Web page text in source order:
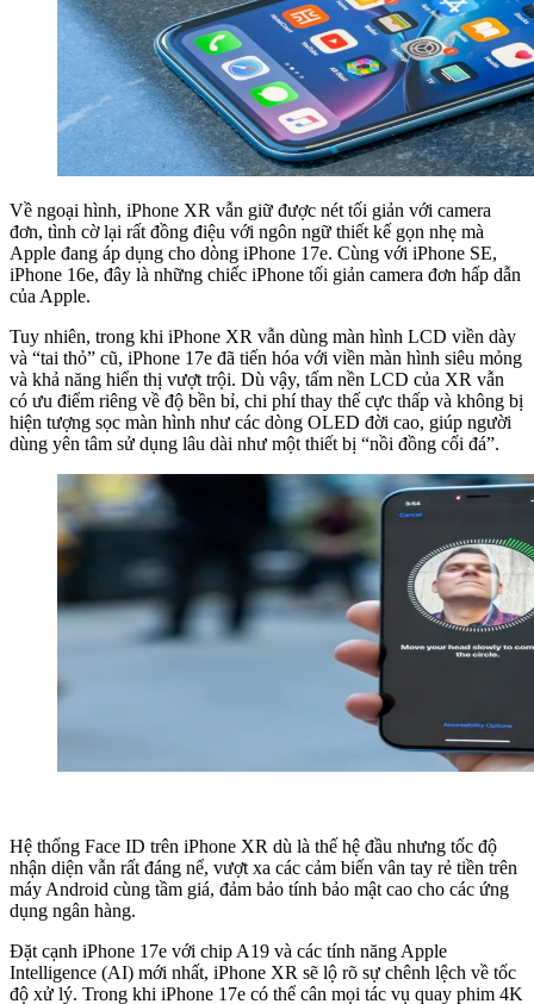
Về ngoại hình, iPhone XR vẫn giữ được nét tối giản với camera
đơn, tình cờ lại rất đồng điệu với ngôn ngữ thiết kế gọn nhẹ mà
Apple đang áp dụng cho dòng iPhone 17e. Cùng với iPhone SE,
iPhone 16e, đây là những chiếc iPhone tối giản camera đơn hấp dẫn
của Apple.
Tuy nhiên, trong khi iPhone XR vẫn dùng màn hình LCD viền dày
và “tai thỏ” cũ, iPhone 17e đã tiến hóa với viền màn hình siêu mỏng
và khả năng hiển thị vượt trội. Dù vậy, tấm nền LCD của XR vẫn
có ưu điểm riêng về độ bền bỉ, chi phí thay thế cực thấp và không bị
hiện tượng sọc màn hình như các dòng OLED đời cao, giúp người
dùng yên tâm sử dụng lâu dài như một thiết bị “nồi đồng cối đá”.
Hệ thống Face ID trên iPhone XR dù là thế hệ đầu nhưng tốc độ
nhận diện vẫn rất đáng nể, vượt xa các cảm biến vân tay rẻ tiền trên
máy Android cùng tầm giá, đảm bảo tính bảo mật cao cho các ứng
dụng ngân hàng.
Đặt cạnh iPhone 17e với chip A19 và các tính năng Apple
Intelligence (AI) mới nhất, iPhone XR sẽ lộ rõ sự chênh lệch về tốc
độ xử lý. Trong khi iPhone 17e có thể cân mọi tác vụ quay phim 4K